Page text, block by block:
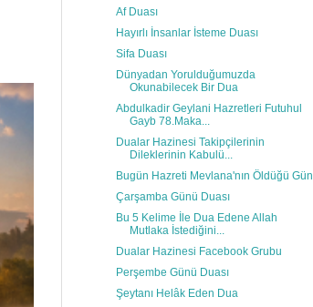
Af Duası
Hayırlı İnsanlar İsteme Duası
Sifa Duası
Dünyadan Yorulduğumuzda
Okunabilecek Bir Dua
Abdulkadir Geylani Hazretleri Futuhul
Gayb 78.Maka...
Dualar Hazinesi Takipçilerinin
Dileklerinin Kabulü...
Bugün Hazreti Mevlana'nın Öldüğü Gün
Çarşamba Günü Duası
Bu 5 Kelime İle Dua Edene Allah
Mutlaka İstediğini...
Dualar Hazinesi Facebook Grubu
Perşembe Günü Duası
Şeytanı Helâk Eden Dua